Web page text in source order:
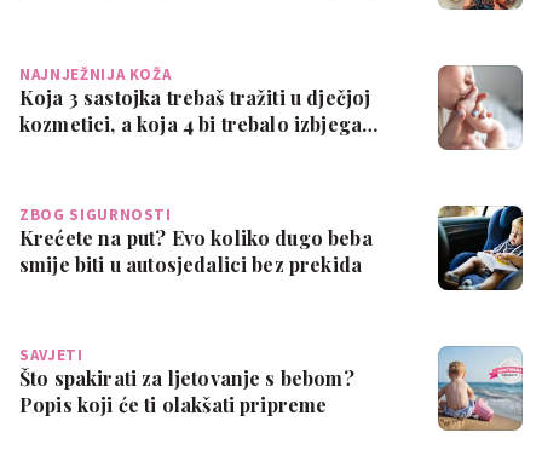
NAJNJEŽNIJA KOŽA
Koja 3 sastojka trebaš tražiti u dječjoj
kozmetici, a koja 4 bi trebalo izbjega…
ZBOG SIGURNOSTI
Krećete na put? Evo koliko dugo beba
smije biti u autosjedalici bez prekida
SAVJETI
Što spakirati za ljetovanje s bebom?
Popis koji će ti olakšati pripreme